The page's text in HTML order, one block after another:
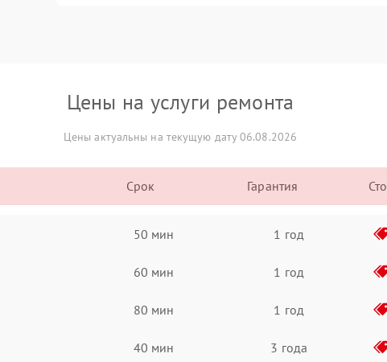
Цены на услуги ремонта
Цены актуальны на текущую дату 06.08.2026
Срок Гарантия
50 мин 1 год
60 мин 1 год
80 мин 1 год
40 мин 3 года